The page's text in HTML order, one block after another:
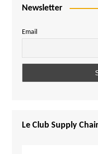
Newsletter
Email
Le Club Supply